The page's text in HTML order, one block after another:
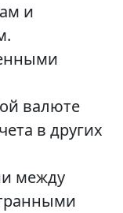
и
валюте
в других
между